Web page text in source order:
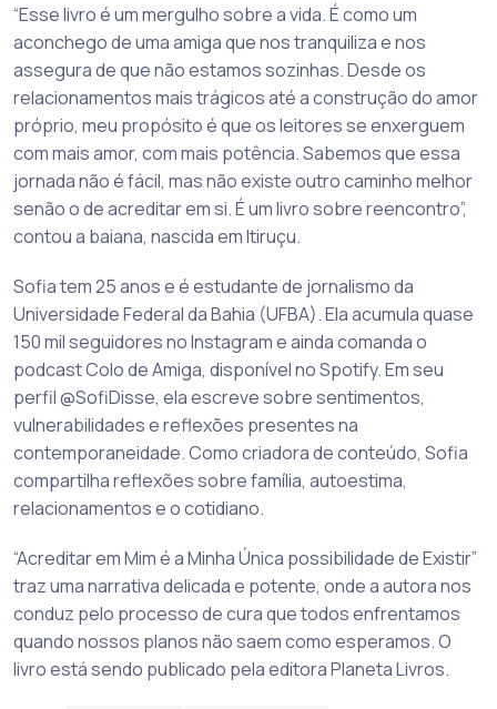
“Esse livro é um mergulho sobre a vida. É como um
aconchego de uma amiga que nos tranquiliza e nos
assegura de que não estamos sozinhas. Desde os
relacionamentos mais trágicos até a construção do amor
próprio, meu propósito é que os leitores se enxerguem
com mais amor, com mais potência. Sabemos que essa
jornada não é fácil, mas não existe outro caminho melhor
senão o de acreditar em si. É um livro sobre reencontro”,
contou a baiana, nascida em Itiruçu.
Sofia tem 25 anos e é estudante de jornalismo da
Universidade Federal da Bahia (UFBA). Ela acumula quase
150 mil seguidores no Instagram e ainda comanda o
podcast Colo de Amiga, disponível no Spotify. Em seu
perfil @SofiDisse, ela escreve sobre sentimentos,
vulnerabilidades e reflexões presentes na
contemporaneidade. Como criadora de conteúdo, Sofia
compartilha reflexões sobre família, autoestima,
relacionamentos e o cotidiano.
“Acreditar em Mim é a Minha Única possibilidade de Existir”
traz uma narrativa delicada e potente, onde a autora nos
conduz pelo processo de cura que todos enfrentamos
quando nossos planos não saem como esperamos. O
livro está sendo publicado pela editora Planeta Livros.